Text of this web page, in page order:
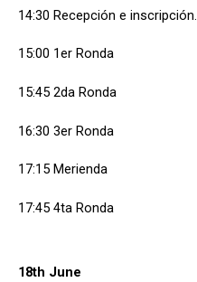
14:30 Recepción e inscripción.
15:00 1er Ronda
15:45 2da Ronda
16:30 3er Ronda
17:15 Merienda
17:45 4ta Ronda
18th June